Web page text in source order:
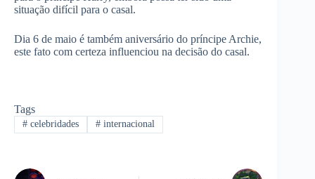
situação difícil para o casal.
Dia 6 de maio é também aniversário do príncipe Archie,
este fato com certeza influenciou na decisão do casal.
Tags
#celebridades #internacional